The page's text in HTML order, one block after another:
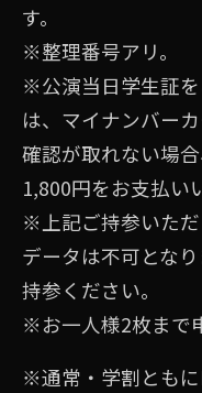
す。
※整理番号アリ。
※公演当日学生証
は、マイナンバー
確認が取れない場
1,800円をお支払い
※上記ご持参いた
データは不可とな
持参ください。
※お⼀⼈様2枚まで
※通常・学割ともに